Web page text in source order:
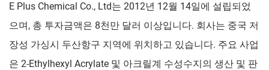
E Plus Chemical Co., Ltd는 2012년 12월 14일에 설립되었
으며, 총 투자금액은 8천만 달러 이상입니다. 회사는 중국 저
장성 가싱시 두산항구 지역에 위치하고 있습니다. 주요 사업
은 2-Ethylhexyl Acrylate 및 아크릴계 수성수지의 생산 및 판